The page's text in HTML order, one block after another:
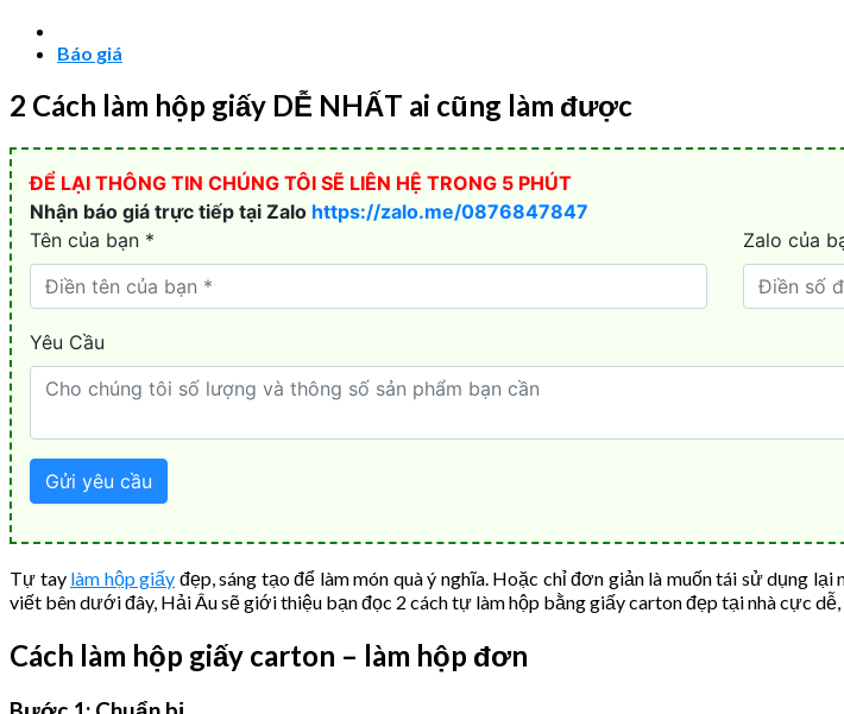
Báo giá
2 Cách làm hộp giấy DỄ NHẤT ai cũng làm được
Tự tay làm hộp giấy đẹp, sáng tạo để làm món quà ý nghĩa. Hoặc chỉ đơn giản là muốn tái sử dụng
viết bên dưới đây, Hải Âu sẽ giới thiệu bạn đọc 2 cách tự làm hộp bằng giấy carton đẹp tại nhà cực
Cách làm hộp giấy carton – làm hộp đơn